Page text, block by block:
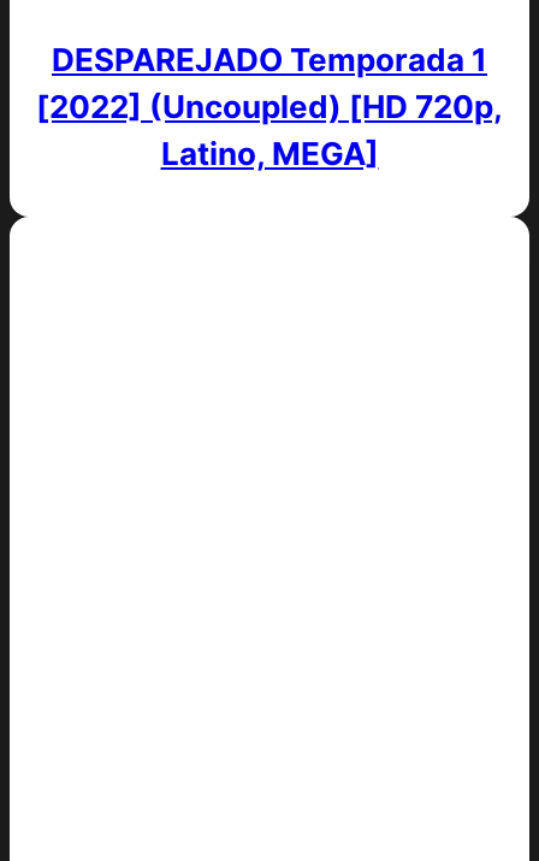
DESPAREJADO Temporada 1
[2022] (Uncoupled) [HD 720p,
Latino, MEGA]